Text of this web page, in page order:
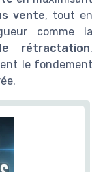
vente, tout en
comme la
rétractation.
le fondement